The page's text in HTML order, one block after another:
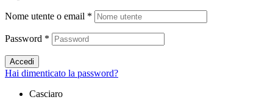
Nome utente o email *
Password *
Accedi
Hai dimenticato la password?
Casciaro